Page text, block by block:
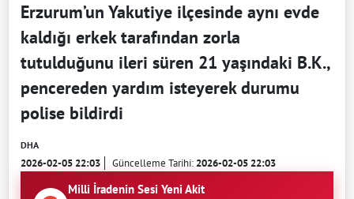
Erzurum’un Yakutiye ilçesinde aynı evde
kaldığı erkek tarafından zorla
tutulduğunu ileri süren 21 yaşındaki B.K.,
pencereden yardım isteyerek durumu
polise bildirdi
DHA
2026-02-05 22:03 Güncelleme Tarihi:2026-02-05 22:03
Milli İradenin Sesi Yeni Akit